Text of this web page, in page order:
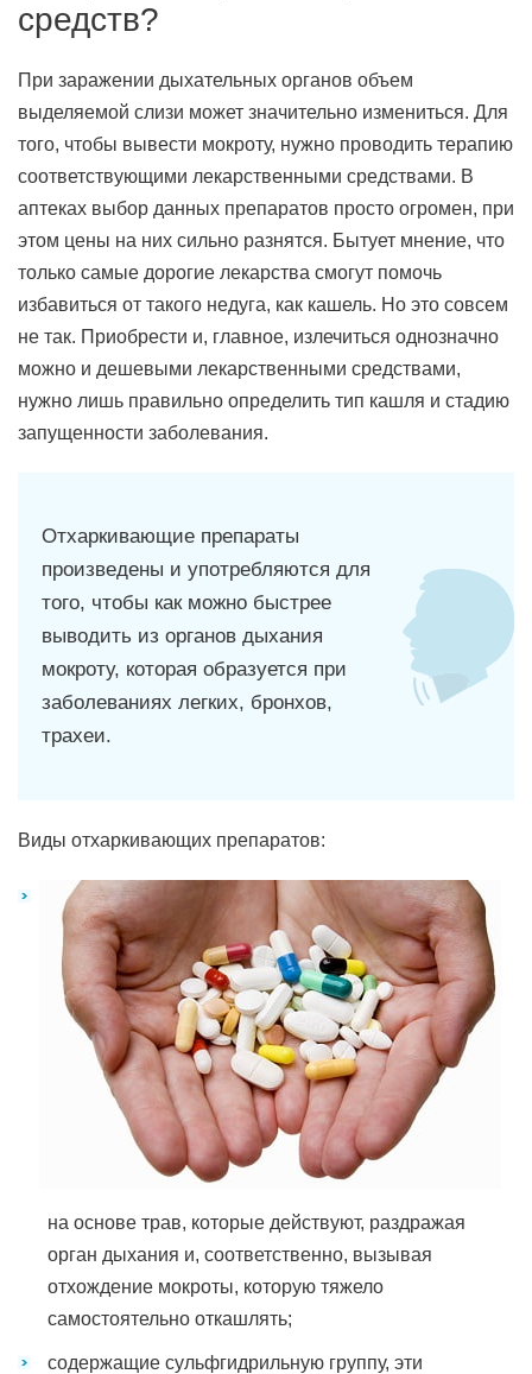
средств?
При заражении дыхательных органов объем
выделяемой слизи может значительно измениться. Для
того, чтобы вывести мокроту, нужно проводить терапию
соответствующими лекарственными средствами. В
аптеках выбор данных препаратов просто огромен, при
этом цены на них сильно разнятся. Бытует мнение, что
только самые дорогие лекарства смогут помочь
избавиться от такого недуга, как кашель. Но это совсем
не так. Приобрести и, главное, излечиться однозначно
можно и дешевыми лекарственными средствами,
нужно лишь правильно определить тип кашля и стадию
запущенности заболевания.
Отхаркивающие препараты
произведены и употребляются для
того, чтобы как можно быстрее
выводить из органов дыхания
мокроту, которая образуется при
заболеваниях легких, бронхов,
трахеи.
Виды отхаркивающих препаратов:
на основе трав, которые действуют, раздражая
орган дыхания и, соответственно, вызывая
отхождение мокроты, которую тяжело
самостоятельно откашлять;
содержащие сульфгидрильную группу, эти